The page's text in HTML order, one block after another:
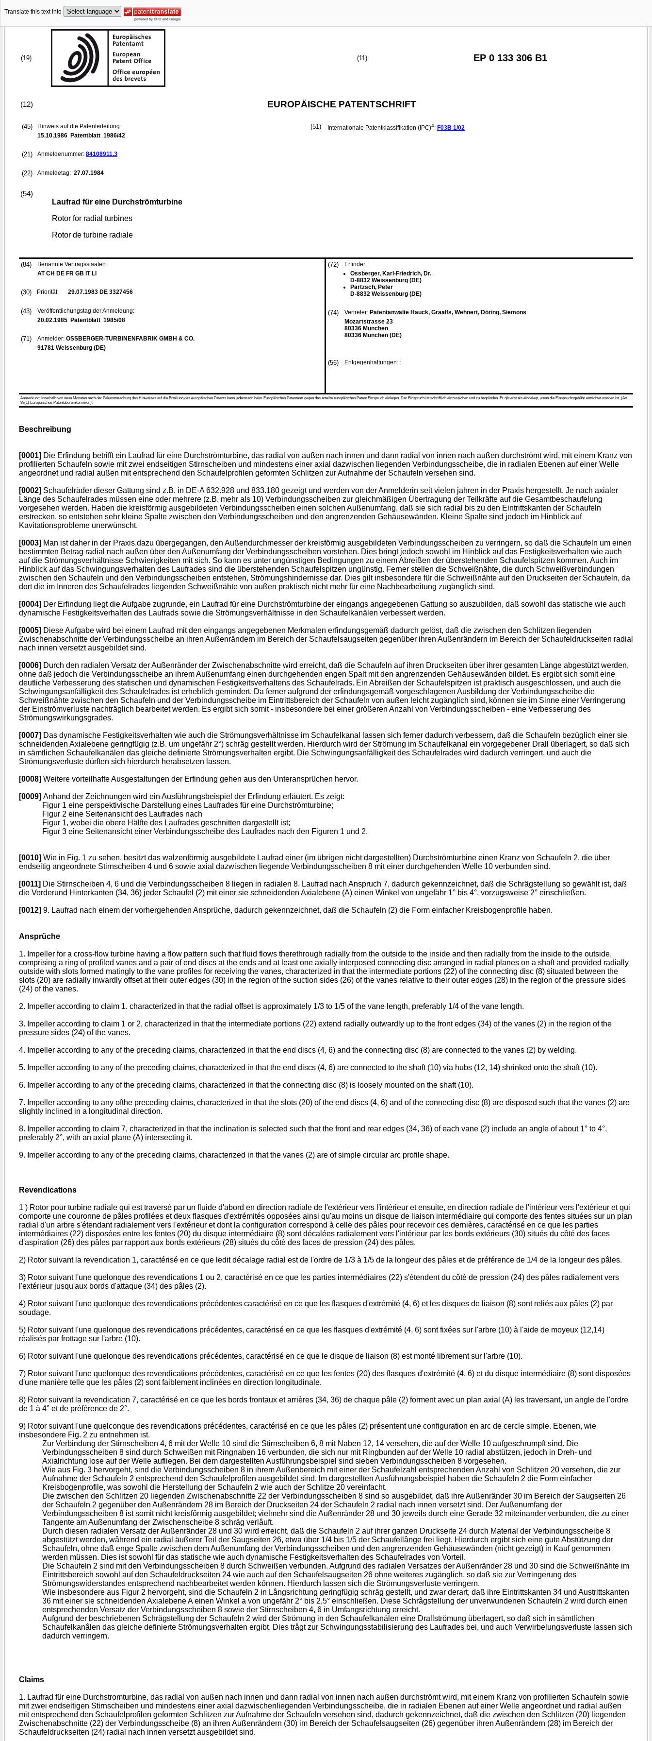
Translate this text into
(19) (11) EP 0 133 306 B1
(12) EUROPÄISCHE PATENTSCHRIFT
(45)
Hinweis auf die Patenterteilung:
15.10.1986 Patentblatt 1986/42
(21) Anmeldenummer: 84108911.3
(22) Anmeldetag: 27.07.1984
(51) Internationale Patentklassifikation (IPC)4: F03B 1/02
(54)
Laufrad für eine Durchströmturbine
Rotor for radial turbines
Rotor de turbine radiale
(84)
Benannte Vertragsstaaten:
AT CH DE FR GB IT LI
(30) Priorität: 29.07.1983 DE 3327456
(43)
Veröffentlichungstag der Anmeldung:
20.02.1985 Patentblatt 1985/08
(71) Anmelder: OSSBERGER-TURBINENFABRIK GMBH & CO.
91781 Weissenburg (DE)
(72)
Erfinder:
Ossberger, Karl-Friedrich, Dr.
D-8832 Weissenburg (DE)
Partzsch, Peter
D-8832 Weissenburg (DE)
(74) Vertreter: Patentanwälte Hauck, Graalfs, Wehnert, Döring, Siemons
Mozartstrasse 23
80336 München
80336 München (DE)
(56) Entgegenhaltungen: :
Anmerkung: Innerhalb von neun Monaten nach der Bekanntmachung des Hinweises auf die Erteilung des europäischen Patents kann jedermann beim Europäischen Patentamt gegen das erteilte europäischen Patent Einspruch einlegen. Der Einspruch ist schriftlich einzureichen und zu begründen. Er gilt erst als eingelegt, wenn die Einspruchsgebühr entrichtet worden ist. (Art.
99(1) Europäisches Patentübereinkommen).
Beschreibung
[0001] Die Erfindung betrifft ein Laufrad für eine Durchströmturbine, das radial von außen nach innen und dann radial von innen nach außen durchströmt wird, mit einem Kranz von
profilierten Schaufeln sowie mit zwei endseitigen Stirnscheiben und mindestens einer axial dazwischen liegenden Verbindungsscheibe, die in radialen Ebenen auf einer Welle
angeordnet und radial außen mit entsprechend den Schaufelprofilen geformten Schlitzen zur Aufnahme der Schaufeln versehen sind.
[0002] Schaufelräder dieser Gattung sind z.B. in DE-A 632.928 und 833.180 gezeigt und werden von der Anmelderin seit vielen jahren in der Praxis hergestellt. Je nach axialer
Länge des Schaufelrades müssen eine oder mehrere (z.B. mehr als 10) Verbindungsscheiben zur gleichmäßigen Übertragung der Teilkräfte auf die Gesamtbeschaufelung
vorgesehen werden. Haben die kreisförmig ausgebildeten Verbindungsscheiben einen solchen Außenumfang, daß sie sich radial bis zu den Eintrittskanten der Schaufeln
erstrecken, so entstehen sehr kleine Spalte zwischen den Verbindungsscheiben und den angrenzenden Gehäusewänden. Kleine Spalte sind jedoch im Hinblick auf
Kavitationsprobleme unerwünscht.
[0003] Man ist daher in der Praxis.dazu übergegangen, den Außendurchmesser der kreisförmig ausgebildeten Verbindungsscheiben zu verringern, so daß die Schaufeln um einen
bestimmten Betrag radial nach außen über den Außenumfang der Verbindungsscheiben vorstehen. Dies bringt jedoch sowohl im Hinblick auf das Festigkeitsverhalten wie auch
auf die Strömungsverhältnisse Schwierigkeiten mit sich. So kann es unter ungünstigen Bedingungen zu einem Abreißen der überstehenden Schaufelspitzen kommen. Auch im
Hinblick auf das Schwingungsverhalten des Laufrades sind die überstehenden Schaufelspitzen ungünstig. Ferner stellen die Schweißnähte, die durch Schweißverbindungen
zwischen den Schaufeln und den Verbindungsscheiben entstehen, Strömungshindernisse dar. Dies gilt insbesondere für die Schweißnähte auf den Druckseiten der Schaufeln, da
dort die im Inneren des Schaufelrades liegenden Schweißnähte von außen praktisch nicht mehr für eine Nachbearbeitung zugänglich sind.
[0004] Der Erfindung liegt die Aufgabe zugrunde, ein Laufrad für eine Durchströmturbine der eingangs angegebenen Gattung so auszubilden, daß sowohl das statische wie auch
dynamische Festigkeitsverhalten des Laufrads sowie die Strömungsverhältnisse in den Schaufelkanälen verbessert werden.
[0005] Diese Aufgabe wird bei einem Laufrad mit den eingangs angegebenen Merkmalen erfindungsgemäß dadurch gelöst, daß die zwischen den Schlitzen liegenden
Zwischenabschnitte der Verbindungsscheibe an ihren Außenrändern im Bereich der Schaufelsaugseiten gegenüber ihren Außenrändern im Bereich der Schaufeldruckseiten radial
nach innen versetzt ausgebildet sind.
[0006] Durch den radialen Versatz der Außenränder der Zwischenabschnitte wird erreicht, daß die Schaufeln auf ihren Druckseiten über ihrer gesamten Länge abgestützt werden,
ohne daß jedoch die Verbindungsscheibe an ihrem Außenumfang einen durchgehenden engen Spalt mit den angrenzenden Gehäusewänden bildet. Es ergibt sich somit eine
deutliche Verbesserung des statischen und dynamischen Festigkeitsverhaltens des Schaufelrads. Ein Abreißen der Schaufelspitzen ist praktisch ausgeschlossen, und auch die
Schwingungsanfälligkeit des Schaufelrades ist erheblich gemindert. Da ferner aufgrund der erfindungsgemäß vorgeschlagenen Ausbildung der Verbindungsscheibe die
Schweißnähte zwischen den Schaufeln und der Verbindungsscheibe im Eintrittsbereich der Schaufeln von außen leicht zugänglich sind, können sie im Sinne einer Verringerung
der Einströmverluste nachträglich bearbeitet werden. Es ergibt sich somit - insbesondere bei einer größeren Anzahl von Verbindungsscheiben - eine Verbesserung des
Strömungswirkungsgrades.
[0007] Das dynamische Festigkeitsverhalten wie auch die Strömungsverhältnisse im Schaufelkanal lassen sich ferner dadurch verbessern, daß die Schaufeln bezüglich einer sie
schneidenden Axialebene geringfügig (z.B. um ungefähr 2°) schräg gestellt werden. Hierdurch wird der Strömung im Schaufelkanal ein vorgegebener Drall überlagert, so daß sich
in sämtlichen Schaufelkanälen das gleiche definierte Strömungsverhalten ergibt. Die Schwingungsanfälligkeit des Schaufelrades wird dadurch verringert, und auch die
Strömungsverluste dürften sich hierdurch herabsetzen lassen.
[0008] Weitere vorteilhafte Ausgestaltungen der Erfindung gehen aus den Unteransprüchen hervor.
[0009] Anhand der Zeichnungen wird ein Ausführungsbeispiel der Erfindung erläutert. Es zeigt:
Figur 1 eine perspektivische Darstellung eines Laufrades für eine Durchströmturbine;
Figur 2 eine Seitenansicht des Laufrades nach
Figur 1, wobei die obere Hälfte des Laufrades geschnitten dargestellt ist;
Figur 3 eine Seitenansicht einer Verbindungsscheibe des Laufrades nach den Figuren 1 und 2.
[0010] Wie in Fig. 1 zu sehen, besitzt das walzenförmig ausgebildete Laufrad einer (im übrigen nicht dargestellten) Durchströmturbine einen Kranz von Schaufeln 2, die über
endseitig angeordnete Stirnscheiben 4 und 6 sowie axial dazwischen liegende Verbindungsscheiben 8 mit einer durchgehenden Welle 10 verbunden sind.
[0011] Die Stirnscheiben 4, 6 und die Verbindungsscheiben 8 liegen in radialen 8. Laufrad nach Anspruch 7, dadurch gekennzeichnet, daß die Schrägstellung so gewählt ist, daß
die Vorderund Hinterkanten (34, 36) jeder Schaufel (2) mit einer sie schneidenden Axialebene (A) einen Winkel von ungefähr 1° bis 4°, vorzugsweise 2° einschließen.
[0012] 9. Laufrad nach einem der vorhergehenden Ansprüche, dadurch gekennzeichnet, daß die Schaufeln (2) die Form einfacher Kreisbogenprofile haben.
Ansprüche
1. Impeller for a cross-flow turbine having a flow pattern such that fluid flows therethrough radially from the outside to the inside and then radially from the inside to the outside,
comprising a ring of profiled vanes and a pair of end discs at the ends and at least one axially interposed connecting disc arranged in radial planes on a shaft and provided radially
outside with slots formed matingly to the vane profiles for receiving the vanes, characterized in that the intermediate portions (22) of the connecting disc (8) situated between the
slots (20) are radially inwardly offset at their outer edges (30) in the region of the suction sides (26) of the vanes relative to their outer edges (28) in the region of the pressure sides
(24) of the vanes.
2. Impeller according to claim 1. characterized in that the radial offset is approximately 1/3 to 1/5 of the vane length, preferably 1/4 of the vane length.
3. Impeller according to claim 1 or 2, characterized in that the intermediate portions (22) extend radially outwardly up to the front edges (34) of the vanes (2) in the region of the
pressure sides (24) of the vanes.
4. Impeller according to any of the preceding claims, characterized in that the end discs (4, 6) and the connecting disc (8) are connected to the vanes (2) by welding.
5. Impeller according to any of the preceding claims, characterized in that the end discs (4, 6) are connected to the shaft (10) via hubs (12, 14) shrinked onto the shaft (10).
6. Impeller according to any of the preceding claims, characterized in that the connecting disc (8) is loosely mounted on the shaft (10).
7. Impeller according to any ofthe preceding claims, characterized in that the slots (20) of the end discs (4, 6) and of the connecting disc (8) are disposed such that the vanes (2) are
slightly inclined in a longitudinal direction.
8. Impeller according to claim 7, characterized in that the inclination is selected such that the front and rear edges (34, 36) of each vane (2) include an angle of about 1° to 4°,
preferably 2°, with an axial plane (A) intersecting it.
9. Impeller according to any of the preceding claims, characterized in that the vanes (2) are of simple circular arc profile shape.
Revendications
1 ) Rotor pour turbine radiale qui est traversé par un fluide d'abord en direction radiale de l'extérieur vers l'intérieur et ensuite, en direction radiale de l'intérieur vers l'extérieur et qui
comporte une couronne de pâles profilées et deux flasques d'extrémités opposées ainsi qu'au moins un disque de liaison intermédiaire qui comporte des fentes situées sur un plan
radial d'un arbre s'étendant radialement vers l'extérieur et dont la configuration correspond à celle des pâles pour recevoir ces dernières, caractérisé en ce que les parties
intermédiaires (22) disposées entre les fentes (20) du disque intermédiaire (8) sont décalées radialement vers l'intérieur par les bords extérieurs (30) situés du côté des faces
d'aspiration (26) des pâles par rapport aux bords extérieurs (28) situés du côté des faces de pression (24) des pâles.
2) Rotor suivant la revendication 1, caractérisé en ce que ledit décalage radial est de l'ordre de 1/3 à 1/5 de la longeur des pâles et de préférence de 1/4 de la longeur des pâles.
3) Rotor suivant l'une quelonque des revendications 1 ou 2, caractérisé en ce que les parties intermédiaires (22) s'étendent du côté de pression (24) des pâles radialement vers
l'extérieur jusqu'aux bords d'attaque (34) des pâles (2).
4) Rotor suivant l'une quelonque des revendications précédentes caractérisé en ce que les flasques d'extrémité (4, 6) et les disques de liaison (8) sont reliés aux pâles (2) par
soudage.
5) Rotor suivant l'une quelonque des revendications précédentes, caractérisé en ce que les flasques d'extrémité (4, 6) sont fixées sur l'arbre (10) à l'aide de moyeux (12,14)
réalisés par frottage sur l'arbre (10).
6) Rotor suivant l'une quelonque des revendications précédentes, caractérisé en ce que le disque de liaison (8) est monté librement sur l'arbre (10).
7) Rotor suivant l'une quelonque des revendications précédentes, caractérisé en ce que les fentes (20) des flasques d'extrémité (4, 6) et du disque intermédiaire (8) sont disposées
d'une manière telle que les pâles (2) sont faiblement inclinées en direction longitudinale.
8) Rotor suivant la revendication 7, caractérisé en ce que les bords frontaux et arrières (34, 36) de chaque pâle (2) forment avec un plan axial (A) les traversant, un angle de l'ordre
de 1 à 4° et de préférence de 2°.
9) Rotor suivant l'une quelconque des revendications précédentes, caractérisé en ce que les pâles (2) présentent une configuration en arc de cercle simple. Ebenen, wie
insbesondere Fig. 2 zu entnehmen ist.
Zur Verbindung der Stirnscheiben 4, 6 mit der Welle 10 sind die Stirnscheiben 6, 8 mit Naben 12, 14 versehen, die auf der Welle 10 aufgeschrumpft sind. Die
Verbindungsscheiben 8 sind durch Schweißen mit Ringnaben 16 verbunden, die sich nur mit Ringbunden auf der Welle 10 radial abstützen, jedoch in Dreh- und
Axialrichtung lose auf der Welle aufliegen. Bei dem dargestellten Ausführungsbeispiel sind sieben Verbindungsscheiben 8 vorgesehen.
Wie aus Fig. 3 hervorgeht, sind die Verbindungsscheiben 8 in ihrem Außenbereich mit einer der Schaufelzahl entsprechenden Anzahl von Schlitzen 20 versehen, die zur
Aufnahme der Schaufeln 2 entsprechend den Schaufelprofilen ausgebildet sind. lm dargestellten Ausführungsbeispiel haben die Schaufeln 2 die Form einfacher
Kreisbogenprofile, was sowohl die Herstellung der Schaufeln 2 wie auch der Schlitze 20 vereinfacht.
Die zwischen den Schlitzen 20 liegenden Zwischenabschnitte 22 der Verbindungsscheiben 8 sind so ausgebildet, daß ihre Außenränder 30 im Bereich der Saugseiten 26
der Schaufeln 2 gegenüber den Außenrändern 28 im Bereich der Druckseiten 24 der Schaufeln 2 radial nach innen versetzt sind. Der Außenumfang der
Verbindungsscheiben 8 ist somit nicht kreisfôrmig ausgebildet; vielmehr sind die Außenränder 28 und 30 jeweils durch eine Gerade 32 miteinander verbunden, die zu einer
Tangente am Außenumfang der Zwischenscheibe 8 schräg verlâuft.
Durch diesen radialen Versatz der Außenränder 28 und 30 wird erreicht, daß die Schaufeln 2 auf ihrer ganzen Druckseite 24 durch Material der Verbindungsscheibe 8
abgestützt werden, wâhrend ein radial äußerer Teil der Saugseiten 26, etwa über 1/4 bis 1/5 der Schaufellânge frei liegt. Hierdurch ergibt sich eine gute Abstützung der
Schaufeln, ohne daß enge Spalte zwischen dem Außenumfang der Verbindungsscheiben und den angrenzenden Gehäusewänden (nicht gezeigt) in Kauf genommen
werden müssen. Dies ist sowohl für das statische wie auch dynamische Festigkeitsverhalten des Schaufelrades von Vorteil.
Die Schaufeln 2 sind mit den Verbindungsscheiben 8 durch Schweißen verbunden. Aufgrund des radialen Versatzes der Außenränder 28 und 30 sind die Schweißnähte im
Eintrittsbereich sowohl auf den Schaufeldruckseiten 24 wie auch auf den Schaufelsaugseiten 26 ohne weiteres zugänglich, so daß sie zur Verringerung des
Strömungswiderstandes entsprechend nachbearbeitet werden kônnen. Hierdurch lassen sich die Strömungsverluste verringern.
Wie insbesondere aus Figur 2 hervorgeht, sind die Schaufeln 2 in Lângsrichtung geringfügig schräg gestellt, und zwar derart, daß ihre Eintrittskanten 34 und Austrittskanten
36 mit einer sie schneidenden Axialebene A einen Winkel a von ungefähr 2° bis 2,5° einschließen. Diese Schrâgstellung der unverwundenen Schaufeln 2 wird durch einen
entsprechenden Versatz der Verbindungsscheiben 8 sowie der Stirnscheiben 4, 6 in Umfangsrichtung erreicht.
Aufgrund der beschriebenen Schrägstellung der Schaufeln 2 wird der Strömung in den Schaufelkanälen eine Drallströmung überlagert, so daß sich in sämtlichen
Schaufelkanâlen das gleiche definierte Strömungsverhalten ergibt. Dies trâgt zur Schwingungsstabilisierung des Laufrades bei, und auch Verwirbelungsverluste lassen sich
dadurch verringern.
Claims
1. Laufrad für eine Durchstromturbine, das radial von außen nach innen und dann radial von innen nach außen durchströmt wird, mit einem Kranz von profilierten Schaufeln sowie
mit zwei endseitigen Stirnscheiben und mindestens einer axial dazwischenliegenden Verbindungsscheibe, die in radialen Ebenen auf einer Welle angeordnet und radial außen
mit entsprechend den Schaufelprofilen geformten Schlitzen zur Aufnahme der Schaufeln versehen sind, dadurch gekennzeichnet, daß die zwischen den Schlitzen (20) liegenden
Zwischenabschnitte (22) der Verbindungsscheibe (8) an ihren Außenrändern (30) im Bereich der Schaufelsaugseiten (26) gegenüber ihren Außenrändern (28) im Bereich der
Schaufeldruckseiten (24) radial nach innen versetzt ausgebildet sind.